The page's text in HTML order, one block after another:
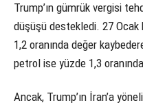
Trump’ın gümrük vergisi
düşüşü destekledi. 27
1,2 oranında değer
petrol ise yüzde 1,3
Ancak, Trump’ın İran’a